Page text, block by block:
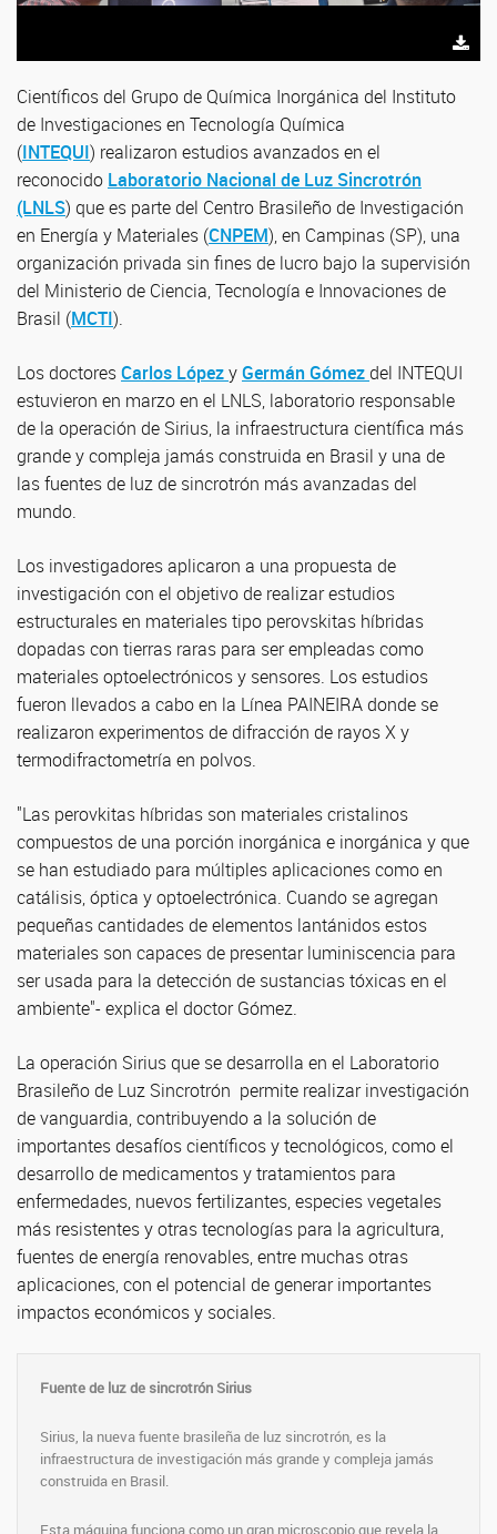
Científicos del Grupo de Química Inorgánica del Instituto
de Investigaciones en Tecnología Química
(INTEQUI) realizaron estudios avanzados en el
reconocido Laboratorio Nacional de Luz Sincrotrón
(LNLS) que es parte del Centro Brasileño de Investigación
en Energía y Materiales (CNPEM), en Campinas (SP), una
organización privada sin fines de lucro bajo la supervisión
del Ministerio de Ciencia, Tecnología e Innovaciones de
Brasil (MCTI).
Los doctoresCarlos LópezyGermán Gómezdel INTEQUI
estuvieron en marzo en el LNLS, laboratorio responsable
de la operación de Sirius, la infraestructura científica más
grande y compleja jamás construida en Brasil y una de
las fuentes de luz de sincrotrón más avanzadas del
mundo.
Los investigadores aplicaron a una propuesta de
investigación con el objetivo de realizar estudios
estructurales en materiales tipo perovskitas híbridas
dopadas con tierras raras para ser empleadas como
materiales optoelectrónicos y sensores. Los estudios
fueron llevados a cabo en la Línea PAINEIRA donde se
realizaron experimentos de difracción de rayos X y
termodifractometría en polvos.
"Las perovkitas híbridas son materiales cristalinos
compuestos de una porción inorgánica e inorgánica y que
se han estudiado para múltiples aplicaciones como en
catálisis, óptica y optoelectrónica. Cuando se agregan
pequeñas cantidades de elementos lantánidos estos
materiales son capaces de presentar luminiscencia para
ser usada para la detección de sustancias tóxicas en el
ambiente"- explica el doctor Gómez.
La operación Sirius que se desarrolla en el Laboratorio
Brasileño de Luz Sincrotrón permite realizar investigación
de vanguardia, contribuyendo a la solución de
importantes desafíos científicos y tecnológicos, como el
desarrollo de medicamentos y tratamientos para
enfermedades, nuevos fertilizantes, especies vegetales
más resistentes y otras tecnologías para la agricultura,
fuentes de energía renovables, entre muchas otras
aplicaciones, con el potencial de generar importantes
impactos económicos y sociales.
Fuente de luz de sincrotrón Sirius
Sirius, la nueva fuente brasileña de luz sincrotrón, es la
infraestructura de investigación más grande y compleja jamás
construida en Brasil.
Esta máquina funciona como un gran microscopio que revela la